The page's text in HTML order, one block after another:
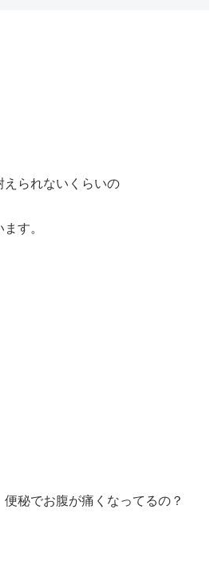
えられないくらいの
す。
秘でお腹が痛くなってるの？